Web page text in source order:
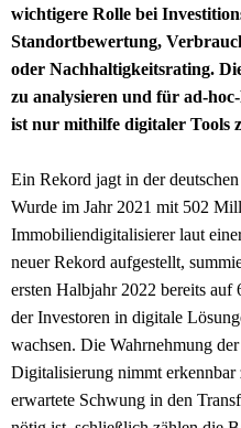
wichtigere Rolle bei
Standortbewertung,
oder Nachhaltigkeitsrating.
zu analysieren und für ad-
ist nur mithilfe digitaler Tools
Ein Rekord jagt in der
Wurde im Jahr 2021 mit 502
Immobiliendigitalisierer laut
neuer Rekord aufgestellt,
ersten Halbjahr 2022 bereits
der Investoren in digitale
wachsen. Die Wahrnehmung
Digitalisierung nimmt
erwartete Schwung in den